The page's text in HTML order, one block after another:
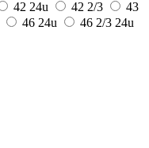
42 24u 42 2/3
43
46 24u 46 2/3 24u